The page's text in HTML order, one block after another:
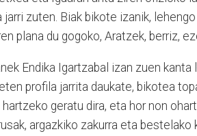
jarri zuten. Biak bikote izanik,
plana du gogoko, Aratzek, berriz,
Endika Igartzabal izan zuen
profila jarrita daukate, bikotea
hartzeko geratu dira, eta hor non
argazkiko zakurra eta